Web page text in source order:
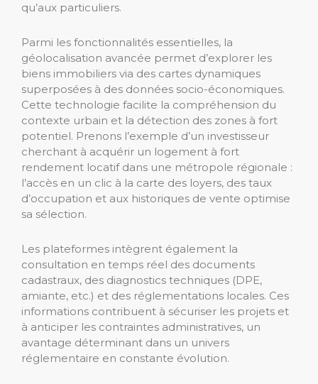
qu’aux particuliers.
Parmi les fonctionnalités essentielles, la
géolocalisation avancée permet d’explorer les
biens immobiliers via des cartes dynamiques
superposées à des données socio-économiques.
Cette technologie facilite la compréhension du
contexte urbain et la détection des zones à fort
potentiel. Prenons l’exemple d’un investisseur
cherchant à acquérir un logement à fort
rendement locatif dans une métropole régionale :
l’accès en un clic à la carte des loyers, des taux
d’occupation et aux historiques de vente optimise
sa sélection.
Les plateformes intègrent également la
consultation en temps réel des documents
cadastraux, des diagnostics techniques (DPE,
amiante, etc.) et des réglementations locales. Ces
informations contribuent à sécuriser les projets et
à anticiper les contraintes administratives, un
avantage déterminant dans un univers
réglementaire en constante évolution.